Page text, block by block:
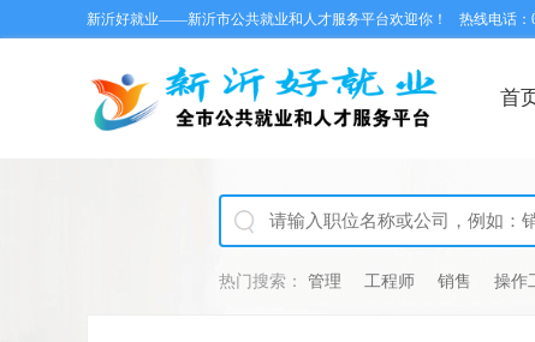
热线电话：
新沂好就业——新沂市公共就业和人才服务平台欢迎你！
首
热门搜索： 管理 工程师 销售 操作